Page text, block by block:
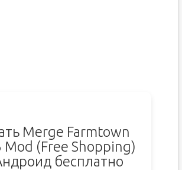
Merge Farmtown
Mod (Free Shopping)
бесплатно